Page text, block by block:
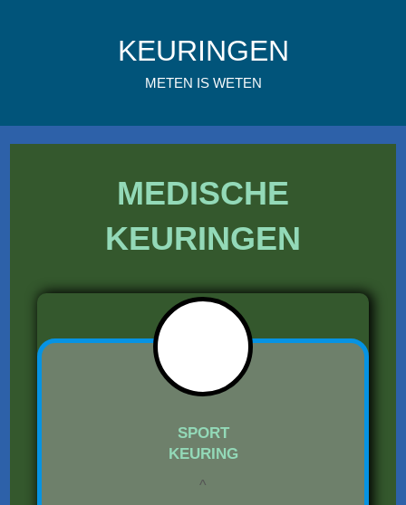
KEURINGEN
METEN IS WETEN
MEDISCHE
KEURINGEN
SPORT
KEURING
^